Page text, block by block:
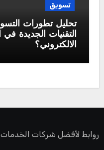
تسويق
تحليل تطورات
التقنيات الجديدة
الالكتروني؟
روابط لأفضل شركات الخدمات